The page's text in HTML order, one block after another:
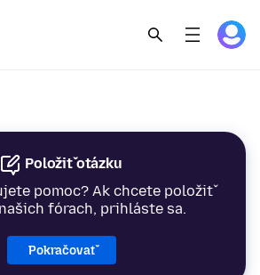
Položiť otázku
pomoc? Ak chcete položiť
fórach, prihláste sa.
Pokračovať